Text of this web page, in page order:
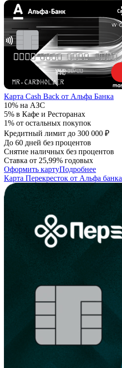
Карта Cash Back от Альфа Банка
10% на АЗС
5% в Кафе и Ресторанах
1% от остальных покупок
Кредитный лимит до 300 000 ₽
До 60 дней без процентов
Снятие наличных без процентов
Ставка от 25,99% годовых
Оформить картуПодробнее
Карта Перекресток от Альфа банка